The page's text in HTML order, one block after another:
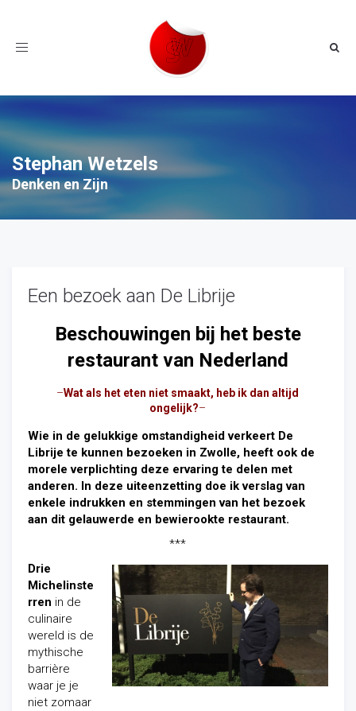
Toggle
Stephan Wetzels
Denken en Zijn
Een bezoek aan De Librije
Beschouwingen bij het beste
restaurant van Nederland
–Wat als het eten niet smaakt, heb ik dan altijd
ongelijk?–
Wie in de gelukkige omstandigheid verkeert De
Librije te kunnen bezoeken in Zwolle, heeft ook de
morele verplichting deze ervaring te delen met
anderen. In deze uiteenzetting doe ik verslag van
enkele indrukken en stemmingen van het bezoek
aan dit gelauwerde en bewierookte restaurant.
***
Drie
Michelinste
rren in de
culinaire
wereld is de
mythische
barrière
waar je je
niet zomaar